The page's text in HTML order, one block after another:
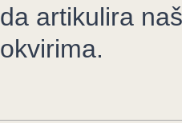
da artikulira
okvirima.